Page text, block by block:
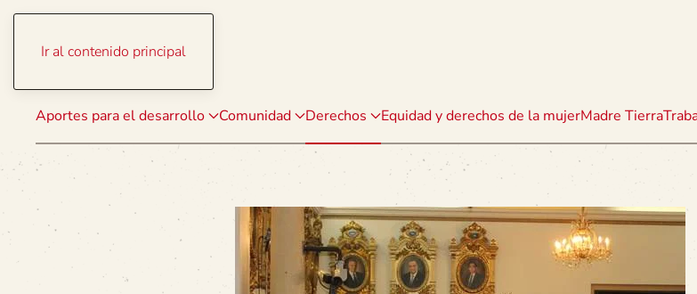
Ir al contenido principal
Aportes para el desarrollo Comunidad Derechos Equidad y derechos de la mujerMadre Tierra